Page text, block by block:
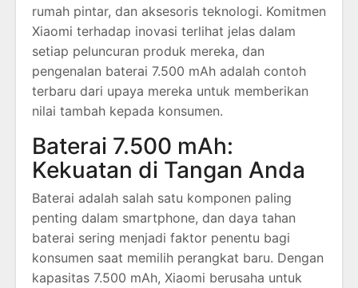
rumah pintar, dan aksesoris teknologi. Komitmen
Xiaomi terhadap inovasi terlihat jelas dalam
setiap peluncuran produk mereka, dan
pengenalan baterai 7.500 mAh adalah contoh
terbaru dari upaya mereka untuk memberikan
nilai tambah kepada konsumen.
Baterai 7.500 mAh:
Kekuatan di Tangan Anda
Baterai adalah salah satu komponen paling
penting dalam smartphone, dan daya tahan
baterai sering menjadi faktor penentu bagi
konsumen saat memilih perangkat baru. Dengan
kapasitas 7.500 mAh, Xiaomi berusaha untuk